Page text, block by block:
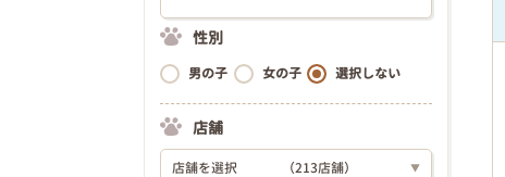
性別
男の子 女の子 選択しない
店舗
店舗を選択 （213店舗） ▼